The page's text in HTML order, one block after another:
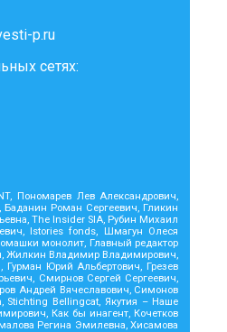
p.ru
сетях:
Пономарев Лев Александрович,
Роман Сергеевич, Гликин
The Insider SIA, Рубин Михаил
Istories fonds, Шмагун Олеся
монолит, Главный редактор
Жилкин Владимир Владимирович,
Юрий Альбертович, Грезев
Смирнов Сергей Сергеевич,
Андрей Вячеславович, Симонов
Stichting Bellingcat, Якутия – Наше
Как бы инагент, Кочетков
Регина Эмилевна, Хисамова